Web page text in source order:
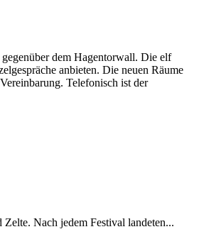
dem Hagentorwall. Die elf
anbieten. Die neuen Räume
Telefonisch ist der
Nach jedem Festival landeten...